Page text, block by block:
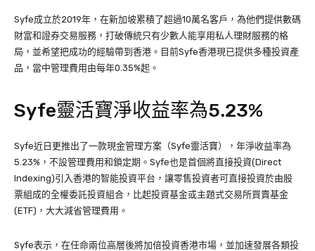
Syfe成立於2019年，在新加坡累積了超過10萬名客戶，為他們提供數碼
財富和證券交易服務，打破傳統只有少數人能享用私人理財服務的格
局，並希望把成功的經驗帶到香港。目前Syfe香港現已提供多種投資產
品，當中管理費用由每年0.35%起。
Syfe靈活寶淨收益率為5.23%
Syfe近日更推出了一款現金管理方案（Syfe靈活寶），年淨收益率為
5.23%，不設管理費用和鎖定期。Syfe也是首個將直接投資(Direct
Indexing)引入香港的智能投資平台，讓零售投資者可直接投資於由股
票組成的全權委託投資組合，比起投資基金或主題式交易所買賣基金
(ETF)，大大減省管理費用。
Syfe表示，在任命兩位高層後將加倍投資香港市場，並加速發展各類投